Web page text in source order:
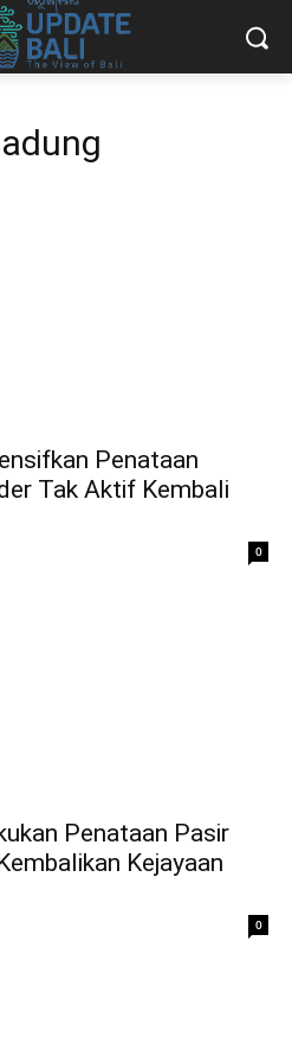
Penataan
Tak Aktif Kembali
0
Penataan Pasir
Kejayaan
0